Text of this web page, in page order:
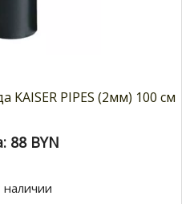
KAISER PIPES (2мм) 100 см
88 BYN
наличии